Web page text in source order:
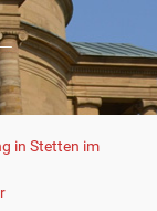
in Stetten im